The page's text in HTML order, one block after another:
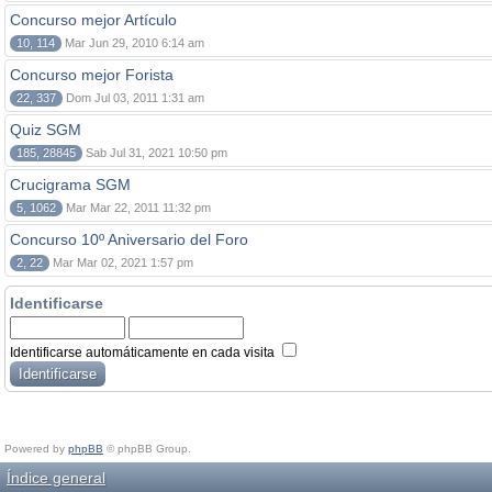
Concurso mejor Artículo
10, 114 Mar Jun 29, 2010 6:14 am
Concurso mejor Forista
22, 337 Dom Jul 03, 2011 1:31 am
Quiz SGM
185, 28845 Sab Jul 31, 2021 10:50 pm
Crucigrama SGM
5, 1062 Mar Mar 22, 2011 11:32 pm
Concurso 10º Aniversario del Foro
2, 22 Mar Mar 02, 2021 1:57 pm
Identificarse
Identificarse automáticamente en cada visita
Powered by phpBB © phpBB Group.
Índice general